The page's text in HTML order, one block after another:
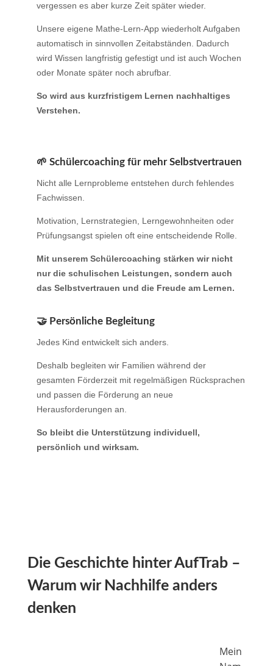
vergessen es aber kurze Zeit später wieder.
Unsere eigene Mathe-Lern-App wiederholt Aufgaben
automatisch in sinnvollen Zeitabständen. Dadurch
wird Wissen langfristig gefestigt und ist auch Wochen
oder Monate später noch abrufbar.
So wird aus kurzfristigem Lernen nachhaltiges
Verstehen.
🌱 Schülercoaching für mehr Selbstvertrauen
Nicht alle Lernprobleme entstehen durch fehlendes
Fachwissen.
Motivation, Lernstrategien, Lerngewohnheiten oder
Prüfungsangst spielen oft eine entscheidende Rolle.
Mit unserem Schülercoaching stärken wir nicht
nur die schulischen Leistungen, sondern auch
das Selbstvertrauen und die Freude am Lernen.
🤝 Persönliche Begleitung
Jedes Kind entwickelt sich anders.
Deshalb begleiten wir Familien während der
gesamten Förderzeit mit regelmäßigen Rücksprachen
und passen die Förderung an neue
Herausforderungen an.
So bleibt die Unterstützung individuell,
persönlich und wirksam.
Die Geschichte hinter AufTrab –
Warum wir Nachhilfe anders
denken
Mein